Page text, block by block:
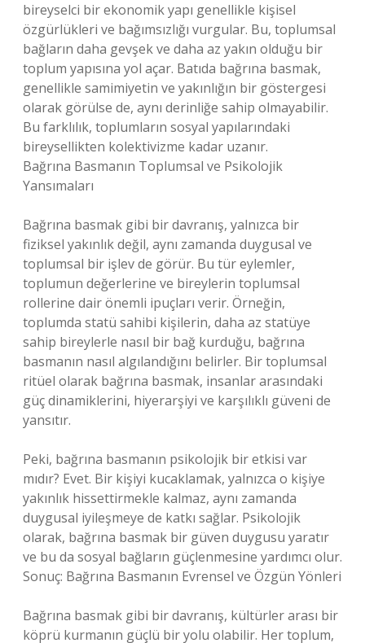
bireyselci bir ekonomik yapı genellikle kişisel
özgürlükleri ve bağımsızlığı vurgular. Bu, toplumsal
bağların daha gevşek ve daha az yakın olduğu bir
toplum yapısına yol açar. Batıda bağrına basmak,
genellikle samimiyetin ve yakınlığın bir göstergesi
olarak görülse de, aynı derinliğe sahip olmayabilir.
Bu farklılık, toplumların sosyal yapılarındaki
bireysellikten kolektivizme kadar uzanır.
Bağrına Basmanın Toplumsal ve Psikolojik
Yansımaları
Bağrına basmak gibi bir davranış, yalnızca bir
fiziksel yakınlık değil, aynı zamanda duygusal ve
toplumsal bir işlev de görür. Bu tür eylemler,
toplumun değerlerine ve bireylerin toplumsal
rollerine dair önemli ipuçları verir. Örneğin,
toplumda statü sahibi kişilerin, daha az statüye
sahip bireylerle nasıl bir bağ kurduğu, bağrına
basmanın nasıl algılandığını belirler. Bir toplumsal
ritüel olarak bağrına basmak, insanlar arasındaki
güç dinamiklerini, hiyerarşiyi ve karşılıklı güveni de
yansıtır.
Peki, bağrına basmanın psikolojik bir etkisi var
mıdır? Evet. Bir kişiyi kucaklamak, yalnızca o kişiye
yakınlık hissettirmekle kalmaz, aynı zamanda
duygusal iyileşmeye de katkı sağlar. Psikolojik
olarak, bağrına basmak bir güven duygusu yaratır
ve bu da sosyal bağların güçlenmesine yardımcı olur.
Sonuç: Bağrına Basmanın Evrensel ve Özgün Yönleri
Bağrına basmak gibi bir davranış, kültürler arası bir
köprü kurmanın güçlü bir yolu olabilir. Her toplum,